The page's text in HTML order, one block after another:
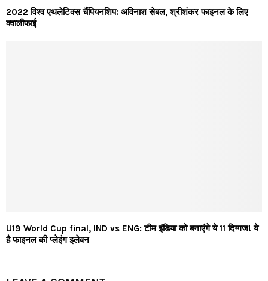
2022 विश्व एथलेटिक्स चैंपियनशिप: अविनाश सेबल, श्रीशंकर फाइनल के लिए
क्वालीफाई
U19 World Cup final, IND vs ENG: टीम इंडिया को बनाएंगे ये 11 दिग्गज! ये
है फाइनल की प्लेइंग इलेवन